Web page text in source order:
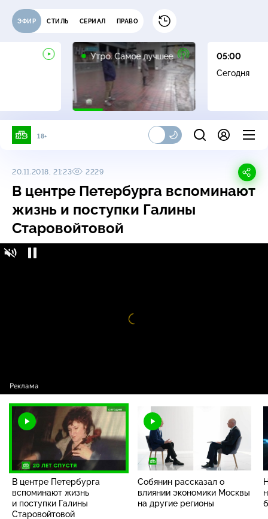
ЭФИР СТИЛЬ СЕРИАЛ ПРАВО
Утро. Самое лучшее
16+
05:00
Сегодня
18+
20.11.2018, 21:23 2229
В центре Петербурга вспоминают
жизнь и поступки Галины
Старовойтовой
Видео
В центре Петербурга вспоминают жизнь и
В центре Петербурга
вспоминают жизнь
и поступки Галины
Старовойтовой
Собянин рассказал о
влиянии экономики Москвы
на другие регионы